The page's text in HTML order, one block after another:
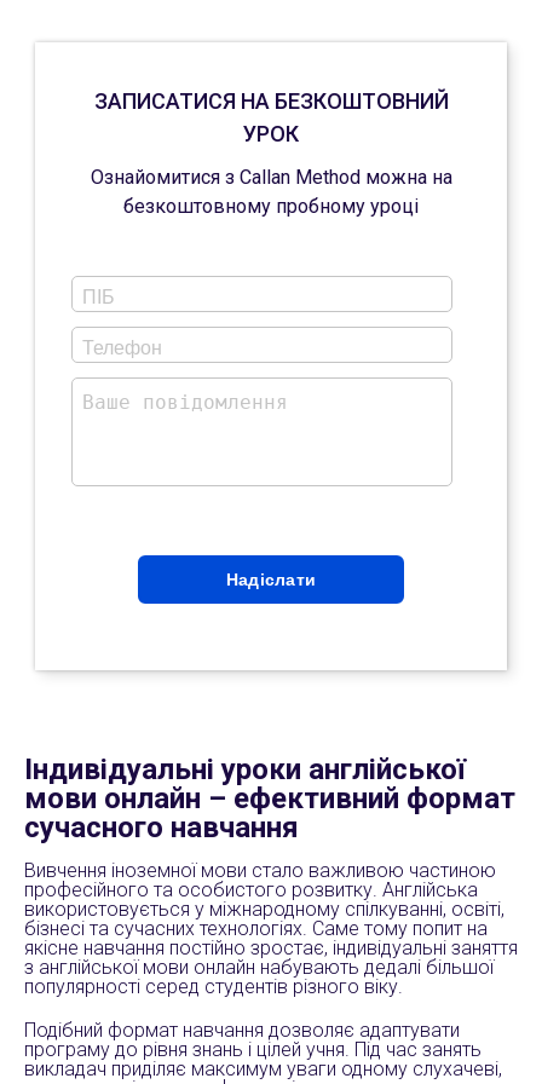
прогресу – 50 хвилин, цього часу достатньо для
практики без втрати концентрації.
ЗАПИСАТИСЯ НА БЕЗКОШТОВНИЙ
УРОК
Ознайомитися з Callan Method можна на
безкоштовному пробному уроці
Індивідуальні уроки англійської
мови онлайн – ефективний формат
сучасного навчання
Вивчення іноземної мови стало важливою частиною
професійного та особистого розвитку. Англійська
використовується у міжнародному спілкуванні, освіті,
бізнесі та сучасних технологіях. Саме тому попит на
якісне навчання постійно зростає, індивідуальні заняття
з англійської мови онлайн набувають дедалі більшої
популярності серед студентів різного віку.
Подібний формат навчання дозволяє адаптувати
програму до рівня знань і цілей учня. Під час занять
викладач приділяє максимум уваги одному слухачеві,